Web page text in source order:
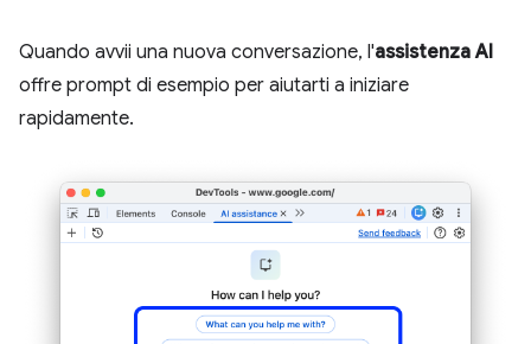
Quando avvii una nuova conversazione, l'assistenza AI
offre prompt di esempio per aiutarti a iniziare
rapidamente.